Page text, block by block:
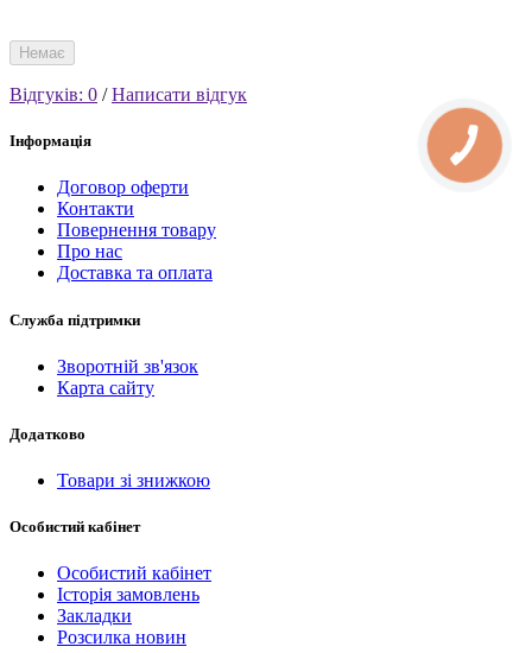
Немає
Відгуків: 0 /Написати відгук
Інформація
Договор оферти
Контакти
Повернення товару
Про нас
Доставка та оплата
Служба підтримки
Зворотній зв'язок
Карта сайту
Додатково
Товари зі знижкою
Особистий кабінет
Особистий кабінет
Історія замовлень
Закладки
Розсилка новин